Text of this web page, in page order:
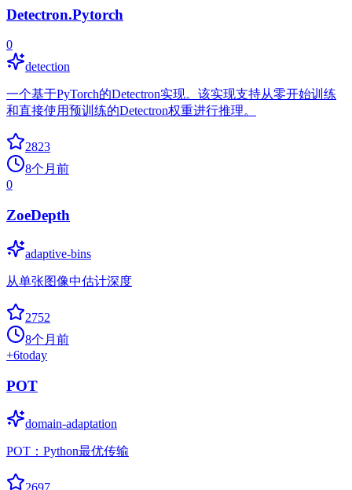
Detectron.Pytorch
0
detection
一个基于PyTorch的Detectron实现。该实现支持从零开始训练
和直接使用预训练的Detectron权重进行推理。
2823
8个月前
0
ZoeDepth
adaptive-bins
从单张图像中估计深度
2752
8个月前
+6today
POT
domain-adaptation
POT：Python最优传输